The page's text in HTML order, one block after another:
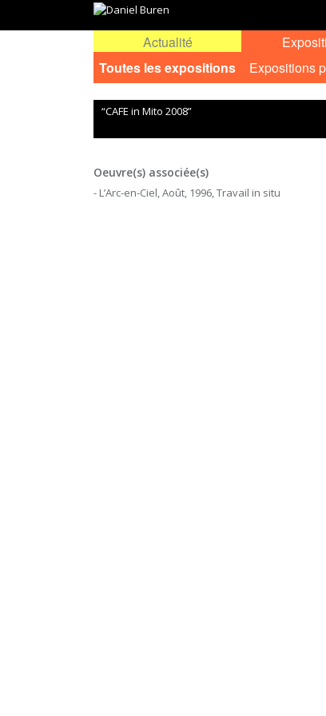
Actualité
Toutes les expositions
Expositions
“CAFE in Mito 2008”
Oeuvre(s) associée(s)
- L’Arc-en-Ciel, Août, 1996, Travail in situ